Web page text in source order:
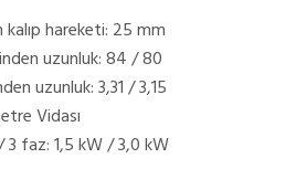
hareketi: 25 mm
uzunluk: 84 / 80
uzunluk: 3,31 / 3,15
Vidası
faz: 1,5 kW / 3,0 kW